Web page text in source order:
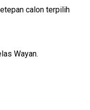
calon terpilih
Wayan.